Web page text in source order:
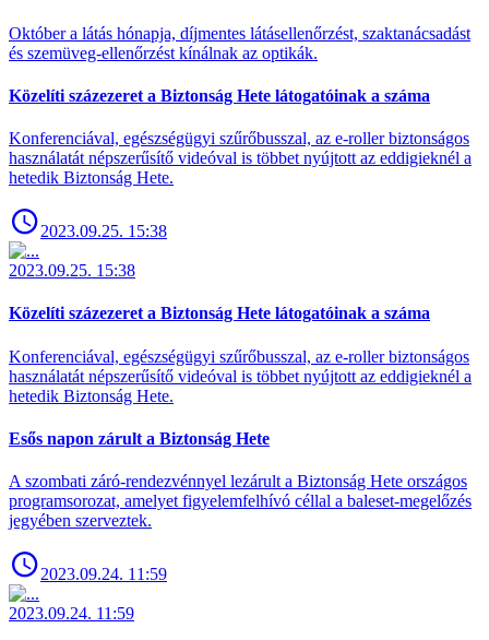
Október a látás hónapja, díjmentes látásellenőrzést, szaktanácsadást
és szemüveg-ellenőrzést kínálnak az optikák.
Közelíti százezeret a Biztonság Hete látogatóinak a száma
Konferenciával, egészségügyi szűrőbusszal, az e-roller biztonságos
használatát népszerűsítő videóval is többet nyújtott az eddigieknél a
hetedik Biztonság Hete.
2023.09.25. 15:38
2023.09.25. 15:38
Közelíti százezeret a Biztonság Hete látogatóinak a száma
Konferenciával, egészségügyi szűrőbusszal, az e-roller biztonságos
használatát népszerűsítő videóval is többet nyújtott az eddigieknél a
hetedik Biztonság Hete.
Esős napon zárult a Biztonság Hete
A szombati záró-rendezvénnyel lezárult a Biztonság Hete országos
programsorozat, amelyet figyelemfelhívó céllal a baleset-megelőzés
jegyében szerveztek.
2023.09.24. 11:59
2023.09.24. 11:59